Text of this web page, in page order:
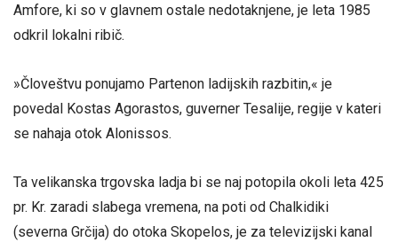
Amfore, ki so v glavnem ostale nedotaknjene, je leta 1985
odkril lokalni ribič.
»Človeštvu ponujamo Partenon ladijskih razbitin,« je
povedal Kostas Agorastos, guverner Tesalije, regije v kateri
se nahaja otok Alonissos.
Ta velikanska trgovska ladja bi se naj potopila okoli leta 425
pr. Kr. zaradi slabega vremena, na poti od Chalkidiki
(severna Grčija) do otoka Skopelos, je za televizijski kanal